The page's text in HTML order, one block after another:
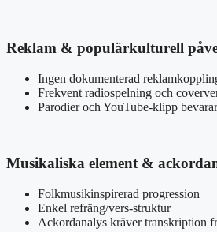
Reklam & populärkulturell
Ingen dokumenterad
Frekvent radiospelning och
Parodier och YouTube-klipp
Musikaliska element &
Folkmusikinspirerad progression
Enkel refräng/vers-struktur
Ackordanalys kräver transkription